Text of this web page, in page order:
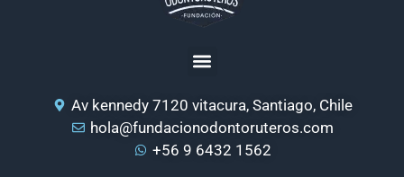
Av kennedy 7120 vitacura, Santiago, Chile
hola@fundacionodontoruteros.com
+56 9 6432 1562